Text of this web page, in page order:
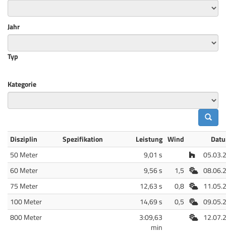
Jahr
Typ
Kategorie
Disziplin Spezifikation Leistung Wind
50 Meter
9,01 s Halle
60 Meter
9,56 s 1,5 Freiluft
75 Meter
12,63 s 0,8 Freiluft
100 Meter
14,69 s 0,5 Freiluft
800 Meter
3:09,63
min
Freiluft